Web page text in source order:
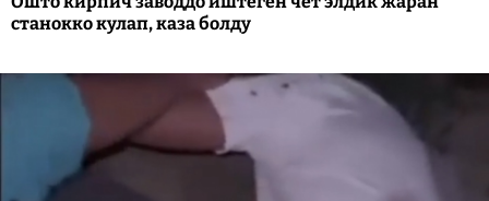
станокко кулап, каза болду